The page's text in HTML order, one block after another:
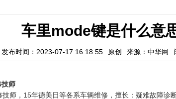
车里mode键是什么意
发布时间：2023-07-17 16:18:55 原创 来源：中华网
技师